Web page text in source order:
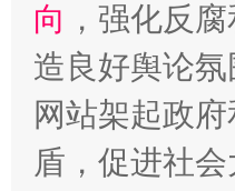
向 ，强化反
造良好舆论
网站架起政
盾，促进社